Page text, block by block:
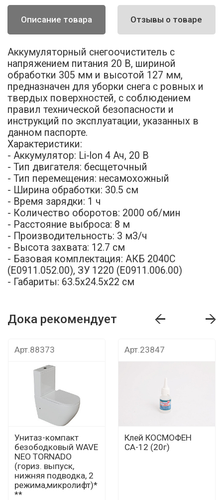
Описание товара Отзывы о товаре
Аккумуляторный снегоочиститель с
напряжением питания 20 В, шириной
обработки 305 мм и высотой 127 мм,
предназначен для уборки снега с ровных и
твердых поверхностей, с соблюдением
правил технической безопасности и
инструкций по эксплуатации, указанных в
данном паспорте.
Характеристики:
- Аккумулятор: Li-lon 4 Ач, 20 В
- Тип двигателя: бесщеточный
- Тип перемещения: несамохожный
- Ширина обработки: 30.5 см
- Время зарядки: 1 ч
- Количество оборотов: 2000 об/мин
- Расстояние выброса: 8 м
- Производительность: 3 м3/ч
- Высота захвата: 12.7 см
- Базовая комплектация: АКБ 2040С
(Е0911.052.00), ЗУ 1220 (Е0911.006.00)
- Габариты: 63.5х24.5х22 см
Дока рекомендует
Арт.88373
Унитаз-компакт
безободковый WAVE
NEO TORNADO
(гориз. выпуск,
нижняя подводка, 2
режима,микролифт)*
**
Арт.23847
Клей КОСМОФЕН
СА-12 (20г)
Дока рекомендует Дока